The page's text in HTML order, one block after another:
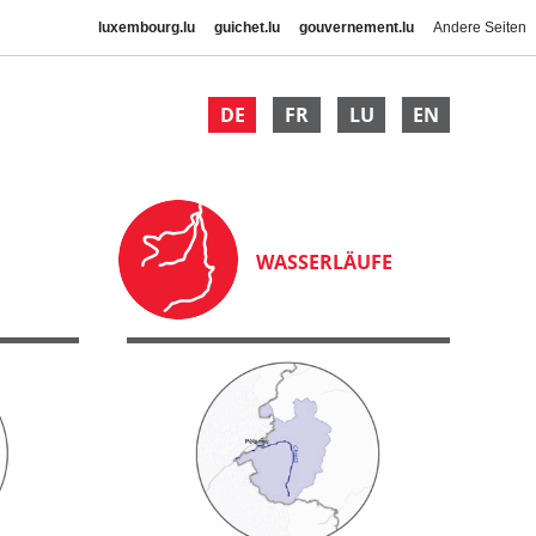
luxembourg.lu guichet.lu gouvernement.lu Andere Seiten
DE FR LU EN
WASSERLÄUFE